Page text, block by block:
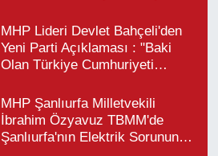
MHP Lideri Devlet Bahçeli'den
Yeni Parti Açıklaması : "Baki
Olan Türkiye Cumhuriyeti
MHP Şanlıurfa Milletvekili
İbrahim Özyavuz TBMM'de
Şanlıurfa'nın Elektrik Sorununu